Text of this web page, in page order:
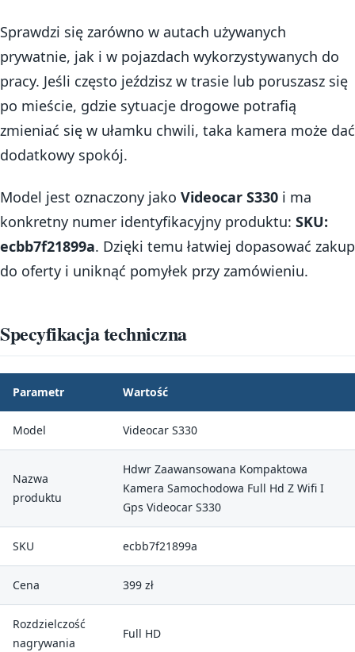
Sprawdzi się zarówno w autach używanych
prywatnie, jak i w pojazdach wykorzystywanych do
pracy. Jeśli często jeździsz w trasie lub poruszasz się
po mieście, gdzie sytuacje drogowe potrafią
zmieniać się w ułamku chwili, taka kamera może dać
dodatkowy spokój.
Model jest oznaczony jako Videocar S330 i ma
konkretny numer identyfikacyjny produktu: SKU:
ecbb7f21899a. Dzięki temu łatwiej dopasować zakup
do oferty i uniknąć pomyłek przy zamówieniu.
Specyfikacja techniczna
Parametr Wartość
Model Videocar S330
Nazwa
produktu
Hdwr Zaawansowana Kompaktowa
Kamera Samochodowa Full Hd Z Wifi I
Gps Videocar S330
SKU ecbb7f21899a
Cena 399 zł
Rozdzielczość
nagrywania
Full HD